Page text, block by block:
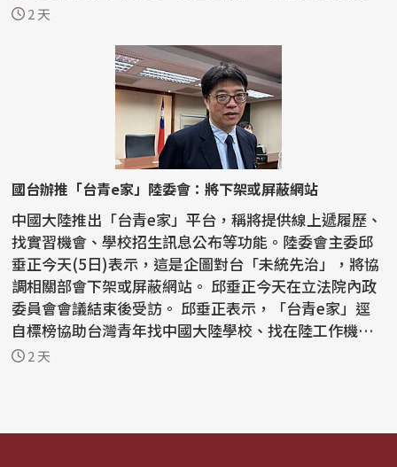
2 天
國台辦推「台青e家」陸委會：將下架或屏蔽網站
中國大陸推出「台青e家」平台，稱將提供線上遞履歷、
找實習機會、學校招生訊息公布等功能。陸委會主委邱
垂正今天(5日)表示，這是企圖對台「未統先治」，將協
調相關部會下架或屏蔽網站。 邱垂正今天在立法院內政
委員會會議結束後受訪。 邱垂正表示，「台青e家」逕
自標榜協助台灣青年找中國大陸學校、找在陸工作機
會...2 天